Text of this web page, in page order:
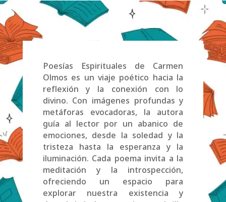
Poesías Espirituales de Carmen
Olmos es un viaje poético hacia la
reflexión y la conexión con lo
divino. Con imágenes profundas y
metáforas evocadoras, la autora
guía al lector por un abanico de
emociones, desde la soledad y la
tristeza hasta la esperanza y la
iluminación. Cada poema invita a la
meditación y la introspección,
ofreciendo un espacio para
explorar nuestra existencia y